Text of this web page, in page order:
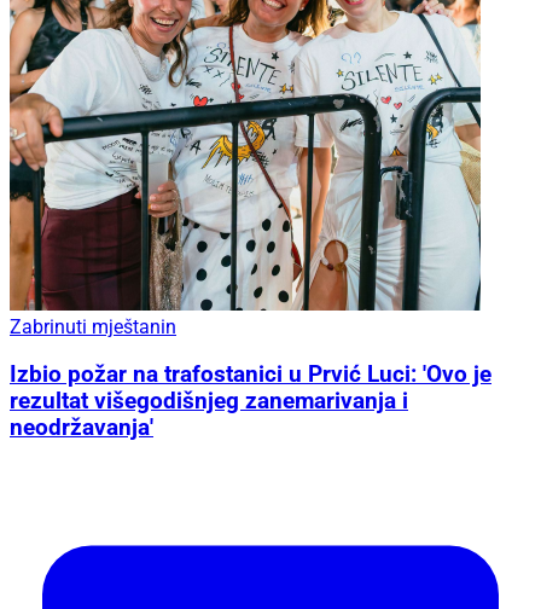
Zabrinuti mještanin
Izbio požar na trafostanici u Prvić Luci: 'Ovo je
rezultat višegodišnjeg zanemarivanja i
neodržavanja'